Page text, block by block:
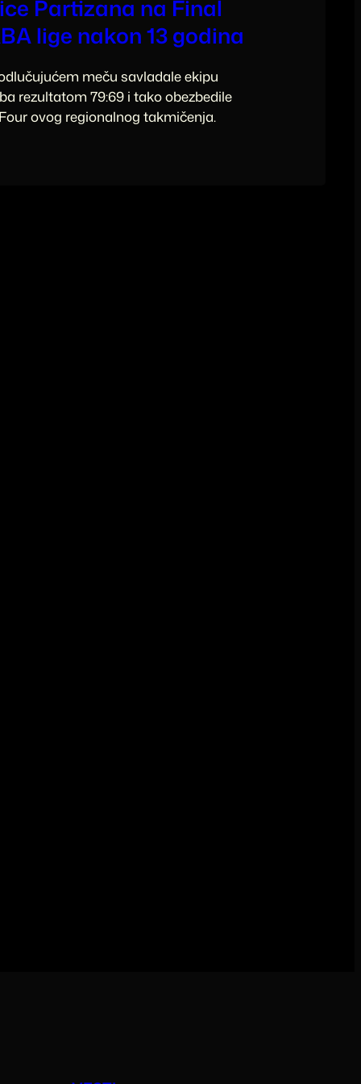
Partizana na Final
lige nakon 13 godina
meču savladale ekipu
rezultatom 79:69 i tako obezbedile
ovog regionalnog takmičenja.